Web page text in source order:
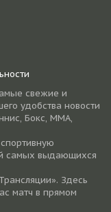
свежие и
удобства новости
Бокс, ММА,
самых выдающихся
Здесь
матч в прямом